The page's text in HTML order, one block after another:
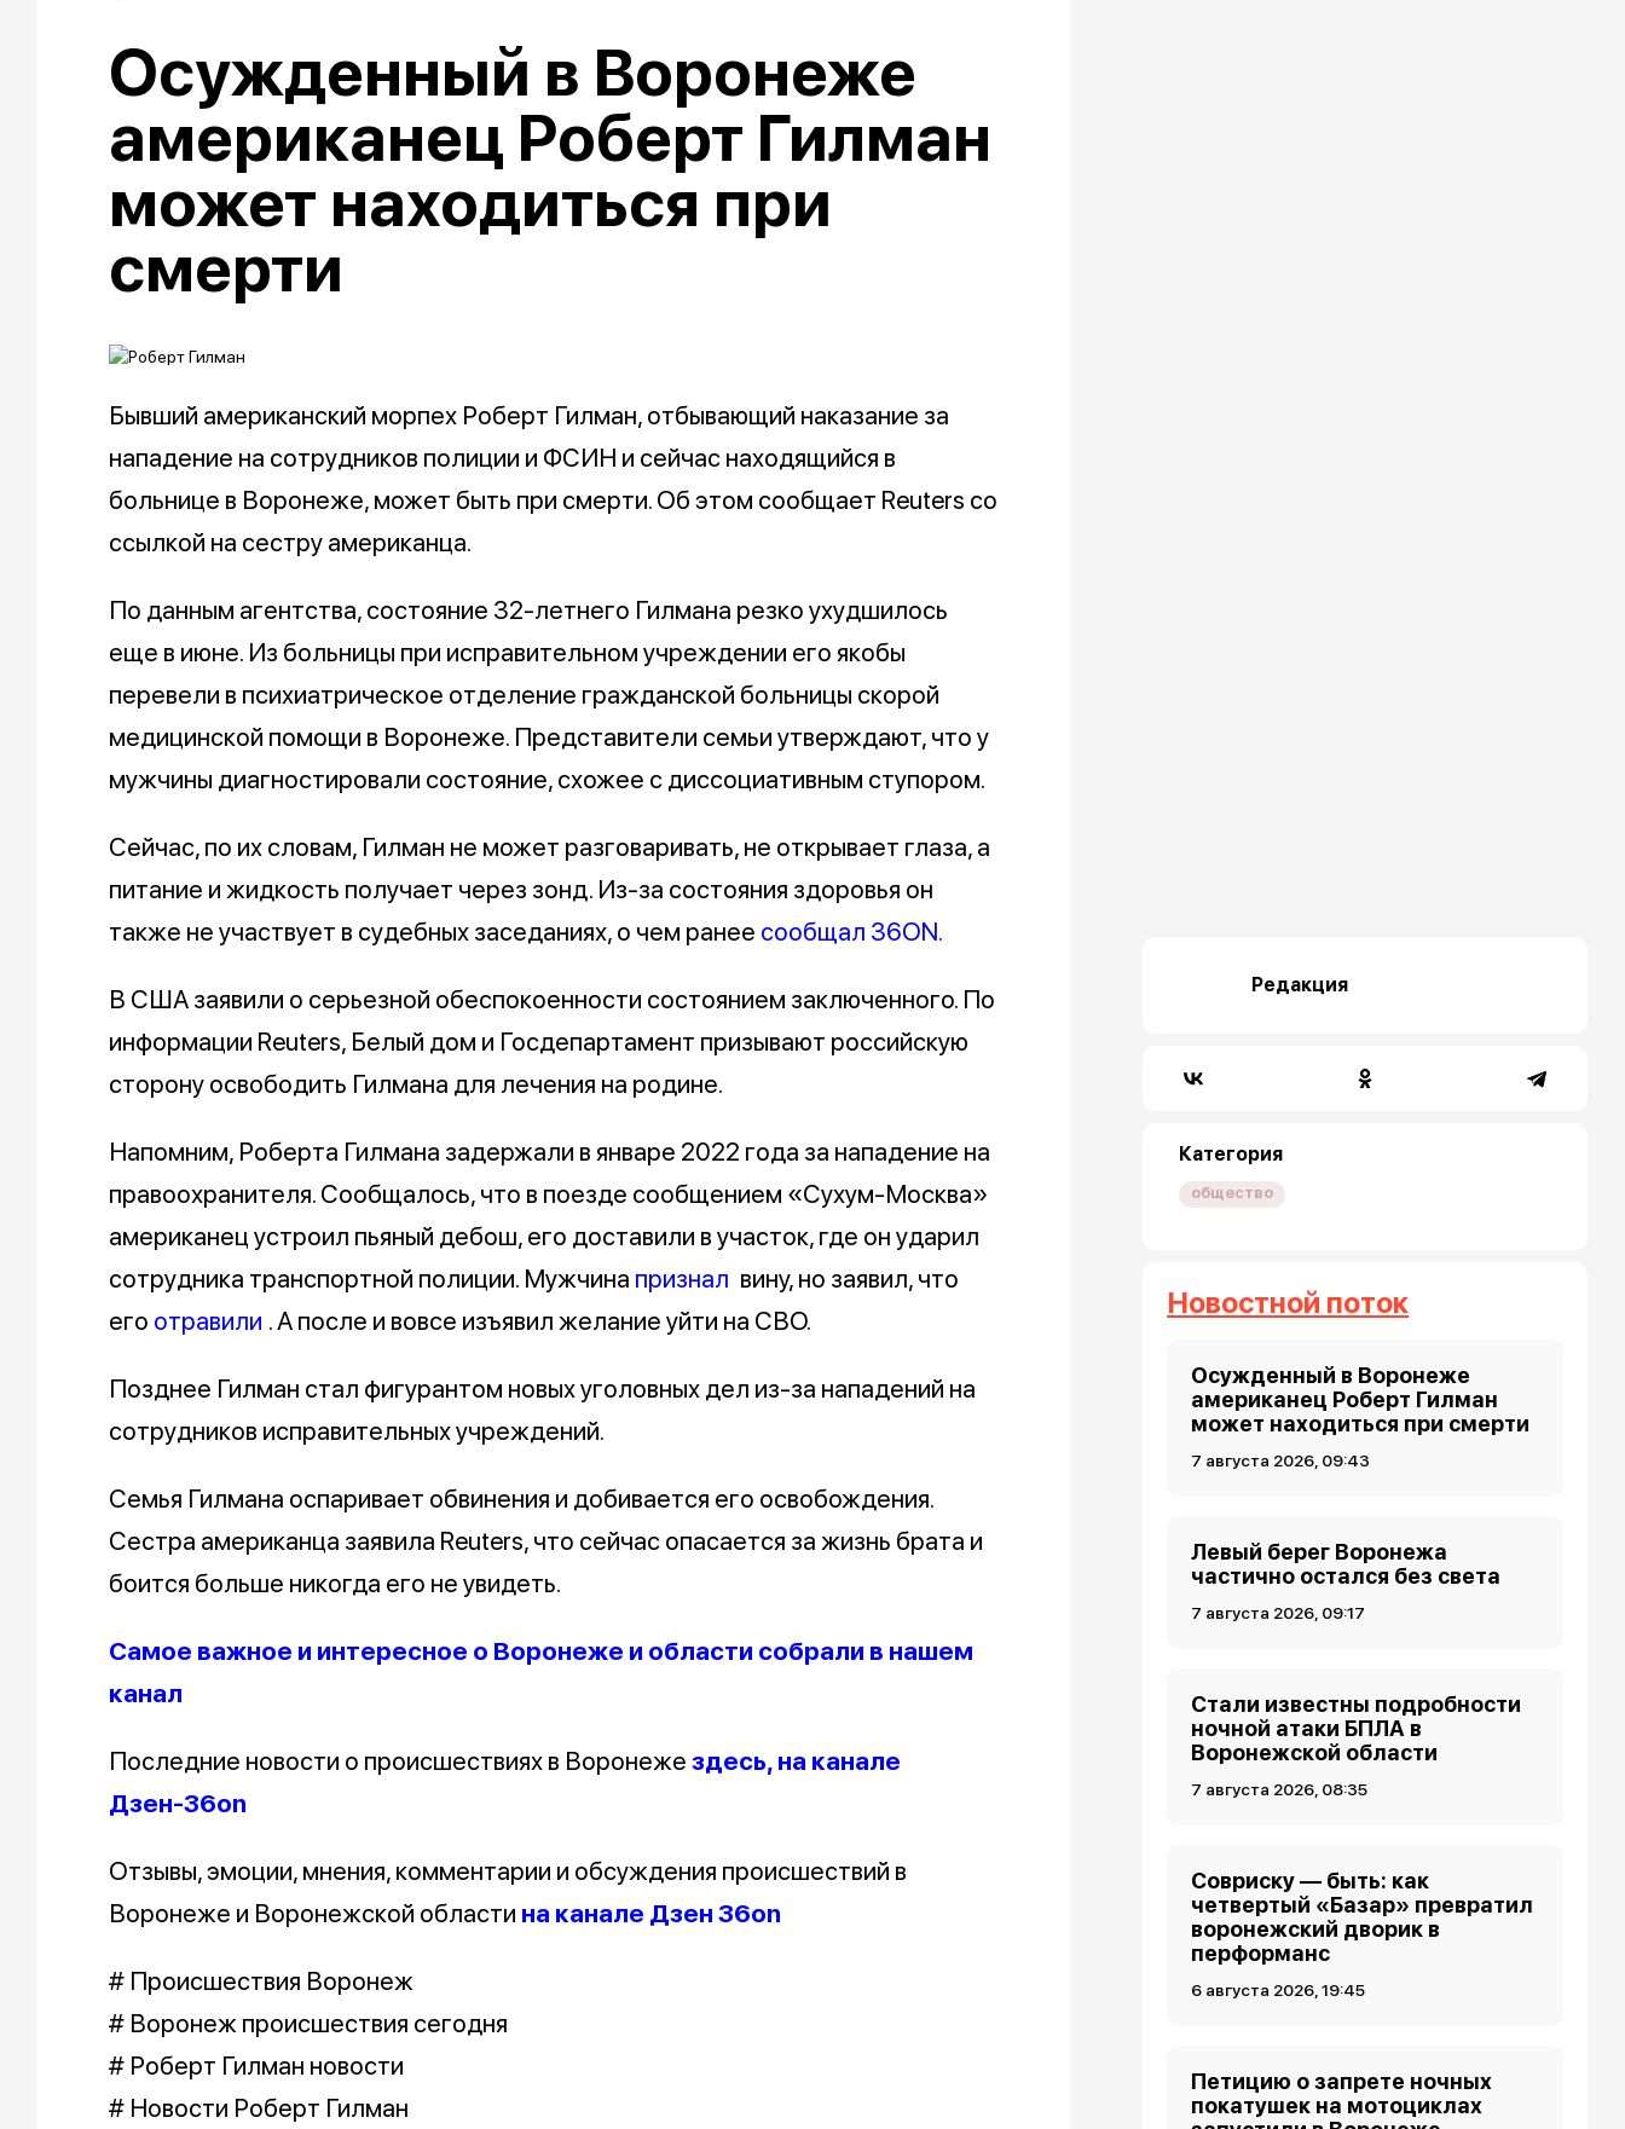
Осужденный в Воронеже
американец Роберт Гилман
может находиться при
смерти
Бывший американский морпех Роберт Гилман, отбывающий наказание за
нападение на сотрудников полиции и ФСИН и сейчас находящийся в
больнице в Воронеже, может быть при смерти. Об этом сообщает Reuters со
ссылкой на сестру американца.
По данным агентства, состояние 32-летнего Гилмана резко ухудшилось
еще в июне. Из больницы при исправительном учреждении его якобы
перевели в психиатрическое отделение гражданской больницы скорой
медицинской помощи в Воронеже. Представители семьи утверждают, что у
мужчины диагностировали состояние, схожее с диссоциативным ступором.
Сейчас, по их словам, Гилман не может разговаривать, не открывает глаза, а
питание и жидкость получает через зонд. Из-за состояния здоровья он
также не участвует в судебных заседаниях, о чем ранее сообщал 36ON.
В США заявили о серьезной обеспокоенности состоянием заключенного. По
информации Reuters, Белый дом и Госдепартамент призывают российскую
сторону освободить Гилмана для лечения на родине.
Напомним, Роберта Гилмана задержали в январе 2022 года за нападение на
правоохранителя. Сообщалось, что в поезде сообщением «Сухум-Москва»
американец устроил пьяный дебош, его доставили в участок, где он ударил
сотрудника транспортной полиции. Мужчина признал вину, но заявил, что
его отравили . А после и вовсе изъявил желание уйти на СВО.
Позднее Гилман стал фигурантом новых уголовных дел из-за нападений на
сотрудников исправительных учреждений.
Семья Гилмана оспаривает обвинения и добивается его освобождения.
Сестра американца заявила Reuters, что сейчас опасается за жизнь брата и
боится больше никогда его не увидеть.
Самое важное и интересное о Воронеже и области собрали в нашем
канал
Последние новости о происшествиях в Воронеже здесь, на канале
Дзен-36on
Отзывы, эмоции, мнения, комментарии и обсуждения происшествий в
Воронеже и Воронежской области на канале Дзен 36on
# Происшествия Воронеж
# Воронеж происшествия сегодня
# Роберт Гилман новости
# Новости Роберт Гилман
Редакция
Категория
общество
Новостной поток
Осужденный в Воронеже
американец Роберт Гилман
может находиться при смерти
7 августа 2026, 09:43
Левый берег Воронежа
частично остался без света
7 августа 2026, 09:17
Стали известны подробности
ночной атаки БПЛА в
Воронежской области
7 августа 2026, 08:35
Совриску — быть: как
четвертый «Базар» превратил
воронежский дворик в
перформанс
6 августа 2026, 19:45
Петицию о запрете ночных
покатушек на мотоциклах